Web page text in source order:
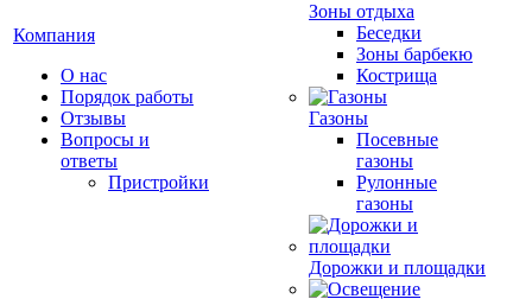
Компания
О нас
Порядок работы
Отзывы
Вопросы и
ответы
Пристройки
Зоны отдыха
Беседки
Зоны барбекю
Кострища
Газоны
Посевные
газоны
Рулонные
газоны
Дорожки и площадки